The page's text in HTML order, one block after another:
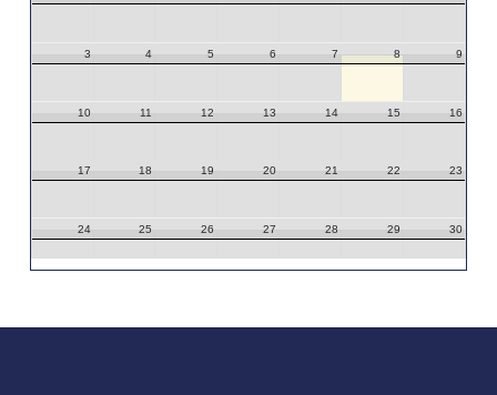
3 4 5 6 7 8 9
10 11 12 13 14 15 16
17 18 19 20 21 22 23
24 25 26 27 28 29 30